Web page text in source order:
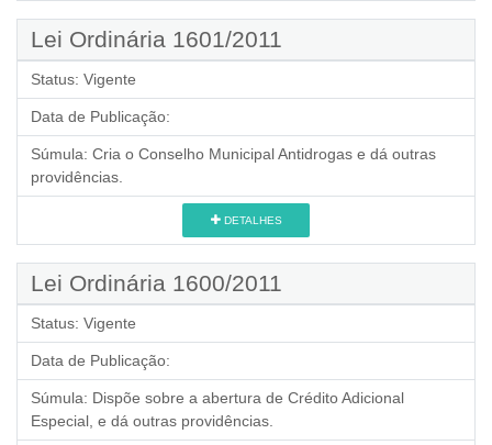
Lei Ordinária 1601/2011
Status: Vigente
Data de Publicação:
Súmula: Cria o Conselho Municipal Antidrogas e dá outras
providências.
DETALHES
Lei Ordinária 1600/2011
Status: Vigente
Data de Publicação:
Súmula: Dispõe sobre a abertura de Crédito Adicional
Especial, e dá outras providências.